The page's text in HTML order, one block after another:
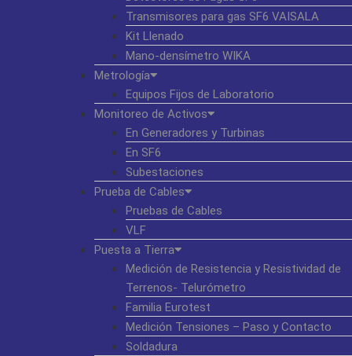
Transmisores para gas SF6 VAISALA
Kit Llenado
Mano-densímetro WIKA
Metrología
Equipos Fijos de Laboratorio
Monitoreo de Activos
En Generadores y Turbinas
En SF6
Subestaciones
Prueba de Cables
Pruebas de Cables
VLF
Puesta a Tierra
Medición de Resistencia y Resistividad de
Terrenos- Telurómetro
Familia Eurotest
Medición Tensiones – Paso y Contacto
Soldadura